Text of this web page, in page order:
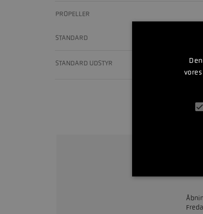
PROPELLER
STANDARD
STANDARD UDSTYR
Intet, benyt